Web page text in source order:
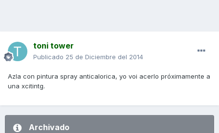
toni tower
Publicado 25 de Diciembre del 2014
Azla con pintura spray anticalorica, yo voi acerlo próximamente a
una xcitintg.
Archivado